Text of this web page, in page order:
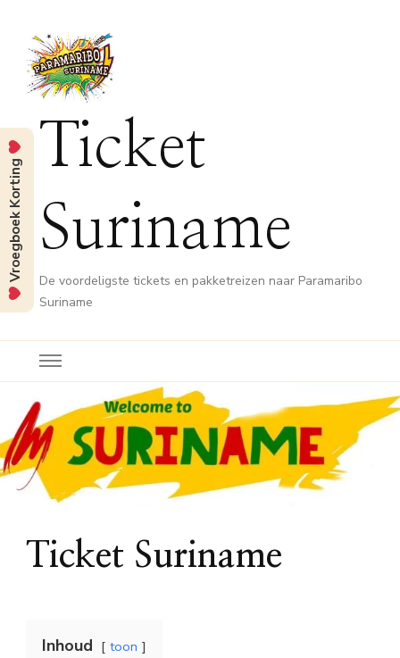
Ticket
Suriname
De voordeligste tickets en pakketreizen naar Paramaribo
Suriname
Ticket Suriname
Inhoud toon
Vroegboek Korting